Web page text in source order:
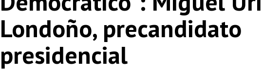
Londoño, precandidato
presidencial